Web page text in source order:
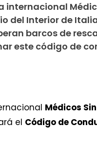
del Interior de
barcos de
este código de
Médicos
el Código de